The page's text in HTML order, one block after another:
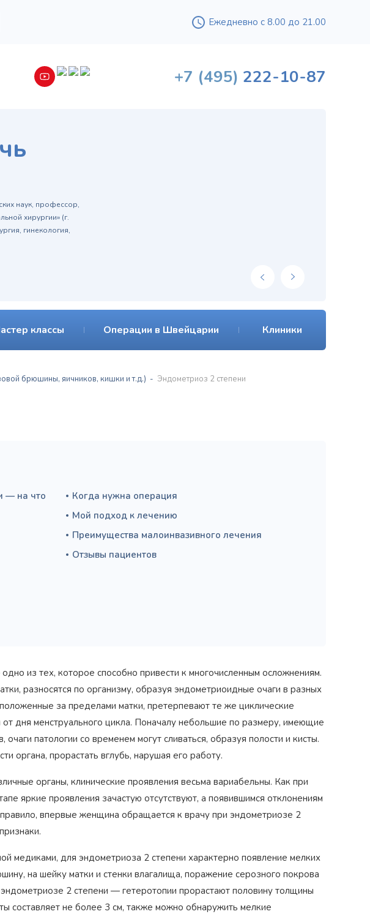
Ежедневно с 8.00 до 21.00
+7 (495) 222-10-87
наук, профессор,
хирургии» (г.
гинекология,
‹
классы Операции в Швейцарии Клиники
брюшины, яичников, кишки и т.д.) Эндометриоз 2 степени
— на что
Когда нужна операция
Мой подход к лечению
Преимущества малоинвазивного лечения
Отзывы пациентов
из тех, которое способно привести к многочисленным осложнениям.
разносятся по организму, образуя эндометриоидные очаги в разных
за пределами матки, претерпевают те же циклические
от дня менструального цикла. Поначалу небольшие по размеру, имеющие
патологии со временем могут сливаться, образуя полости и кисты.
органа, прорастать вглубь, нарушая его работу.
органы, клинические проявления весьма вариабельны. Как при
яркие проявления зачастую отсутствуют, а появившимся отклонениям
впервые женщина обращается к врачу при эндометриозе 2
медиками, для эндометриоза 2 степени характерно появление мелких
на шейку матки и стенки влагалища, поражение серозного покрова
2 степени — гетеротопии прорастают половину толщины
составляет не более 3 см, также можно обнаружить мелкие